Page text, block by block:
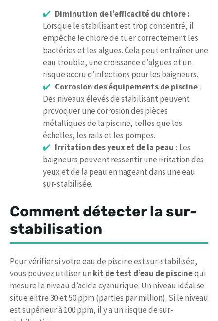
Diminution de l’efficacité du chlore :
Lorsque le stabilisant est trop concentré, il
empêche le chlore de tuer correctement les
bactéries et les algues. Cela peut entraîner une
eau trouble, une croissance d’algues et un
risque accru d’infections pour les baigneurs.
Corrosion des équipements de piscine :
Des niveaux élevés de stabilisant peuvent
provoquer une corrosion des pièces
métalliques de la piscine, telles que les
échelles, les rails et les pompes.
Irritation des yeux et de la peau : Les
baigneurs peuvent ressentir une irritation des
yeux et de la peau en nageant dans une eau
sur-stabilisée.
Comment détecter la sur-
stabilisation
Pour vérifier si votre eau de piscine est sur-stabilisée,
vous pouvez utiliser un kit de test d’eau de piscinequi
mesure le niveau d’acide cyanurique. Un niveau idéal se
situe entre 30 et 50 ppm (parties par million). Si le niveau
est supérieur à 100 ppm, il y a un risque de sur-